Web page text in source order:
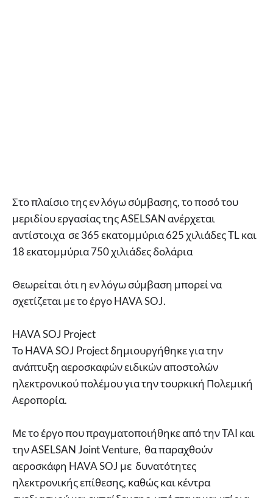
Στο πλαίσιο της εν λόγω σύμβασης, το ποσό του
μεριδίου εργασίας της ASELSAN ανέρχεται
αντίστοιχα σε 365 εκατομμύρια 625 χιλιάδες TL και
18 εκατομμύρια 750 χιλιάδες δολάρια
Θεωρείται ότι η εν λόγω σύμβαση μπορεί να
σχετίζεται με το έργο HAVA SOJ.
HAVA SOJ Project
Το HAVA SOJ Project δημιουργήθηκε για την
ανάπτυξη αεροσκαφών ειδικών αποστολών
ηλεκτρονικού πολέμου για την τουρκική Πολεμική
Αεροπορία.
Με το έργο που πραγματοποιήθηκε από την TAI και
την ASELSAN Joint Venture, θα παραχθούν
αεροσκάφη HAVA SOJ με δυνατότητες
ηλεκτρονικής επίθεσης, καθώς και κέντρα